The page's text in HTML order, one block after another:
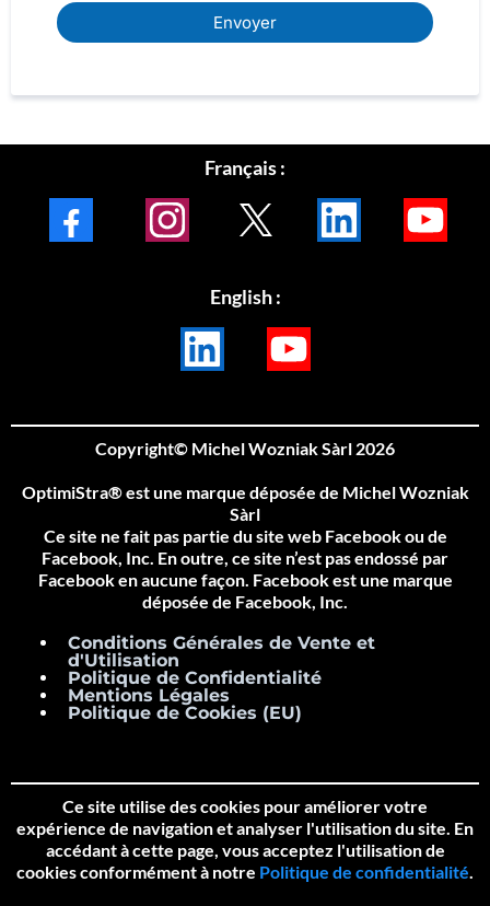
Envoyer
Français :
English :
Copyright© Michel Wozniak Sàrl 2026
OptimiStra® est une marque déposée de Michel Wozniak
Sàrl
Ce site ne fait pas partie du site web Facebook ou de
Facebook, Inc. En outre, ce site n’est pas endossé par
Facebook en aucune façon. Facebook est une marque
déposée de Facebook, Inc.
Conditions Générales de Vente et
d'Utilisation
Politique de Confidentialité
Mentions Légales
Politique de Cookies (EU)
Ce site utilise des cookies pour améliorer votre
expérience de navigation et analyser l'utilisation du site. En
accédant à cette page, vous acceptez l'utilisation de
cookies conformément à notre Politique de confidentialité.